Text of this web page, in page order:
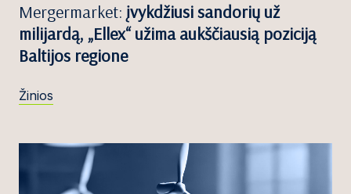
Mergermarket: įvykdžiusi sandorių už
milijardą, „Ellex“ užima aukščiausią poziciją
Baltijos regione
Žinios